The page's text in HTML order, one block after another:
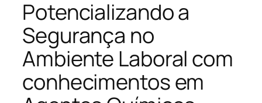
Potencializando a
Segurança no
Ambiente Laboral com
conhecimentos em